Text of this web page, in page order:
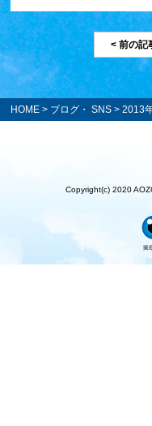
< 前の記
HOME > ブログ・ SNS > 2013
Copyright(c) 2020